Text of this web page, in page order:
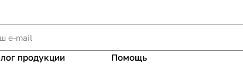
продукции Помощь